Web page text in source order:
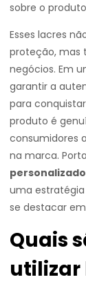
sobre o
Esses lacres
proteção, mas
negócios. Em
garantir a
para
produto é
consumidores
na marca.
uma
se destacar
Quais
utilizar